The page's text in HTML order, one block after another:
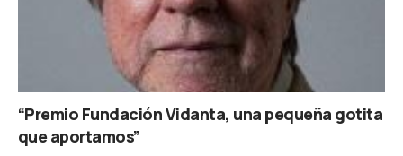
“Premio Fundación Vidanta, una pequeña gotita
que aportamos”